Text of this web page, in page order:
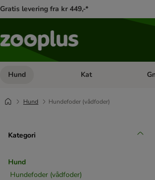
Gratis levering fra kr 449,-*
Hund Åben kategori menu:
Kat
Hund Hundefoder (vådfoder)
Kategori
Hund
Hundefoder (vådfoder)